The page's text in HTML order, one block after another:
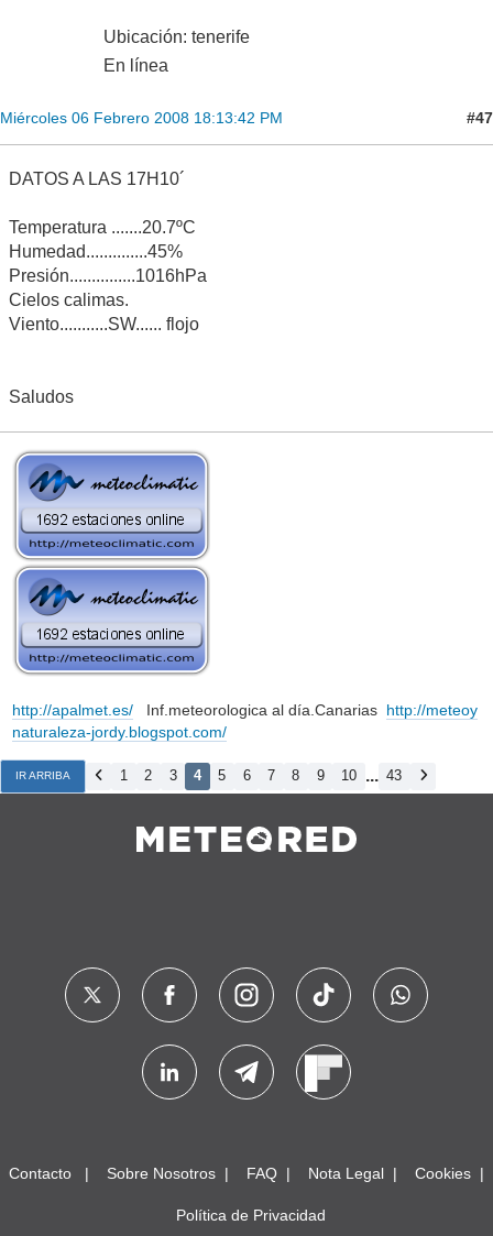
Ubicación: tenerife
En línea
Miércoles 06 Febrero 2008 18:13:42 PM #47
DATOS A LAS 17H10´
Temperatura .......20.7ºC
Humedad..............45%
Presión...............1016hPa
Cielos calimas.
Viento...........SW...... flojo
Saludos
http://apalmet.es/Inf.meteorologica al día.Canarias http://meteoy
naturaleza-jordy.blogspot.com/
IR ARRIBA 1 2 3 4 5 6 7 8 9 10 ... 43
Contacto Sobre Nosotros FAQ Nota Legal Cookies
Política de Privacidad